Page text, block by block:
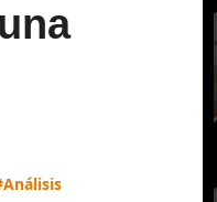
Análisis